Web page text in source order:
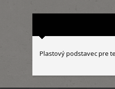
Plastový podstavec pre